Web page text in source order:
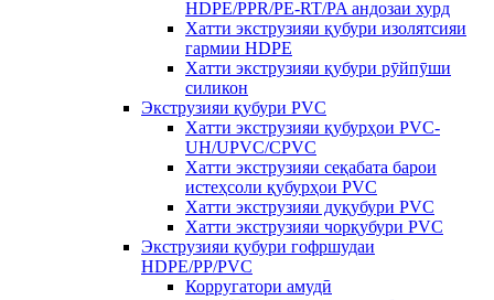
HDPE/PPR/PE-RT/PA андозаи хурд
Хатти экструзияи қубури изолятсияи
гармии HDPE
Хатти экструзияи қубури рӯйпӯши
силикон
Экструзияи қубури PVC
Хатти экструзияи қубурҳои PVC-
UH/UPVC/CPVC
Хатти экструзияи сеқабата барои
истеҳсоли қубурҳои PVC
Хатти экструзияи дуқубури PVC
Хатти экструзияи чорқубури PVC
Экструзияи қубури гофршудаи
HDPE/PP/PVC
Корругатори амудӣ